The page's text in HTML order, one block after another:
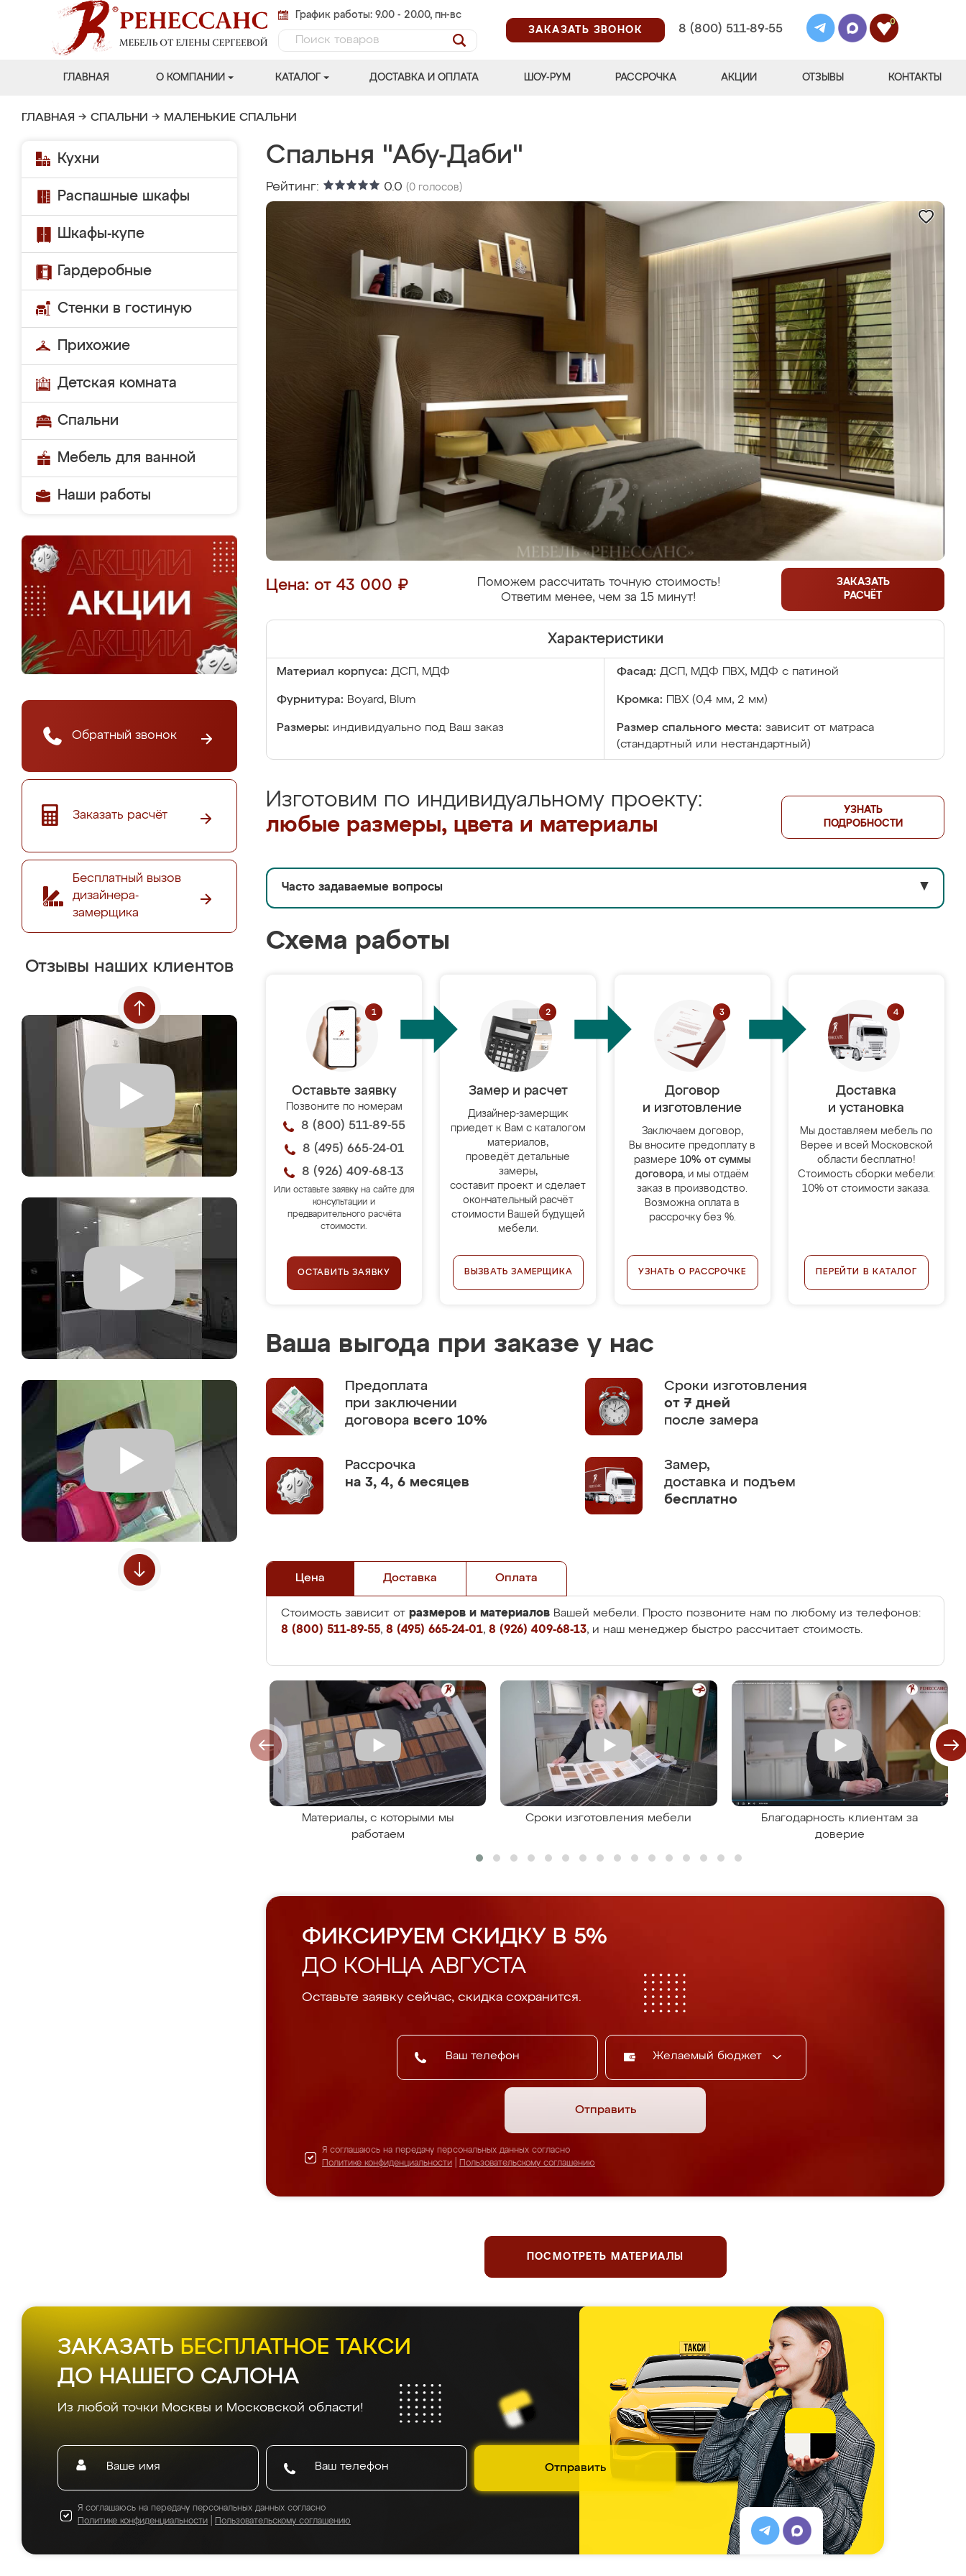
График работы: 9.00 - 20.00, пн-вс
ЗАКАЗАТЬ ЗВОНОК
8 (800) 511-89-55
0
ГЛАВНАЯ О КОМПАНИИ КАТАЛОГ ДОСТАВКА И ОПЛАТА ШОУ-РУМ РАССРОЧКА АКЦИИ ОТЗЫВЫ КОНТАКТЫ
ГЛАВНАЯ → СПАЛЬНИ → МАЛЕНЬКИЕ СПАЛЬНИ
Кухни
Распашные шкафы
Шкафы-купе
Гардеробные
Стенки в гостиную
Прихожие
Детская комната
Спальни
Мебель для ванной
Наши работы
Обратный звонок
Заказать расчёт
Бесплатный вызов
дизайнера-
замерщика
Отзывы наших клиентов
Спальня "Абу-Даби"
Рейтинг: 0.0 (0 голосов)
Цена: от 43 000 ₽
Поможем рассчитать точную стоимость!
Ответим менее, чем за 15 минут!
ЗАКАЗАТЬ
РАСЧЁТ
Характеристики
Материал корпуса: ДСП, МДФ Фасад: ДСП, МДФ ПВХ, МДФ с патиной
Фурнитура: Boyard, Blum Кромка: ПВХ (0,4 мм, 2 мм)
Размеры: индивидуально под Ваш заказ Размер спального места: зависит от матраса
(стандартный или нестандартный)
Изготовим по индивидуальному проекту:
любые размеры, цвета и материалы
УЗНАТЬ
ПОДРОБНОСТИ
Часто задаваемые вопросы ▼
Схема работы
Оставьте заявку
Позвоните по номерам
8 (800) 511-89-55
8 (495) 665-24-01
8 (926) 409-68-13
Или оставьте заявку на сайте для
консультации и
предварительного расчёта
стоимости.
ОСТАВИТЬ ЗАЯВКУ
Замер и расчет
Дизайнер-замерщик
приедет к Вам с каталогом
материалов,
проведёт детальные
замеры,
составит проект и сделает
окончательный расчёт
стоимости Вашей будущей
мебели.
ВЫЗВАТЬ ЗАМЕРЩИКА
Договор
и изготовление
Заключаем договор,
Вы вносите предоплату в
размере 10% от суммы
договора, и мы отдаём
заказ в производство.
Возможна оплата в
рассрочку без %.
УЗНАТЬ О РАССРОЧКЕ
Доставка
и установка
Мы доставляем мебель по
Верее и всей Московской
области бесплатно!
Стоимость сборки мебели:
10% от стоимости заказа.
ПЕРЕЙТИ В КАТАЛОГ
Ваша выгода при заказе у нас
Предоплата
при заключении
договора всего 10%
Сроки изготовления
от 7 дней
после замера
Рассрочка
на 3, 4, 6 месяцев
Замер,
доставка и подъем
бесплатно
Цена Доставка Оплата
Стоимость зависит от размеров и материалов Вашей мебели. Просто позвоните нам по любому из телефонов:
8 (800) 511-89-55, 8 (495) 665-24-01, 8 (926) 409-68-13, и наш менеджер быстро рассчитает стоимость.
Материалы, с которыми мы
работаем
Сроки изготовления мебели
Благодарность клиентам за
доверие
ФИКСИРУЕМ СКИДКУ В 5%
ДО КОНЦА АВГУСТА
Оставьте заявку сейчас, скидка сохранится.
Желаемый бюджет
Отправить
Я соглашаюсь на передачу персональных данных согласно
Политике конфиденциальности
Пользовательскому соглашению
ПОСМОТРЕТЬ МАТЕРИАЛЫ
ЗАКАЗАТЬ БЕСПЛАТНОЕ ТАКСИ
ДО НАШЕГО САЛОНА
Из любой точки Москвы и Московской области!
Отправить
Я соглашаюсь на передачу персональных данных согласно
Политике конфиденциальности
Пользовательскому соглашению